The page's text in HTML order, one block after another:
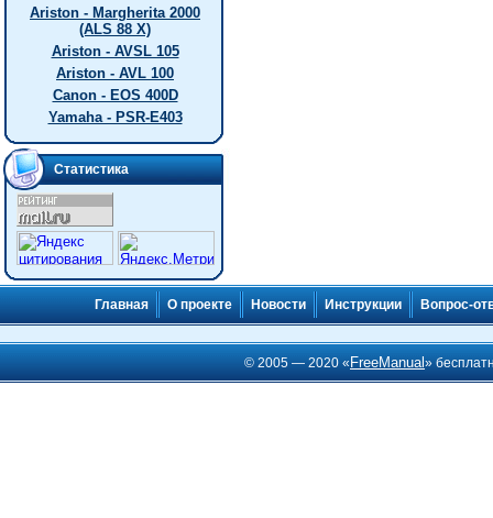
Ariston - Margherita 2000
(ALS 88 X)
Ariston - AVSL 105
Ariston - AVL 100
Canon - EOS 400D
Yamaha - PSR-E403
Статистика
Главная О проекте Новости Инструкции Вопрос-
© 2005 — 2020 « FreeManual»